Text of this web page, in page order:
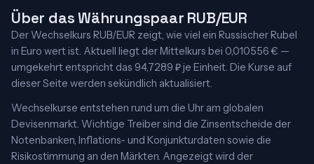
Über das Währungspaar RUB/EUR
Der Wechselkurs RUB/EUR zeigt, wie viel ein Russischer Rubel
in Euro wert ist. Aktuell liegt der Mittelkurs bei 0,010556 € —
umgekehrt entspricht das 94,7289 ₽ je Einheit. Die Kurse auf
dieser Seite werden sekündlich aktualisiert.
Wechselkurse entstehen rund um die Uhr am globalen
Devisenmarkt. Wichtige Treiber sind die Zinsentscheide der
Notenbanken, Inflations- und Konjunkturdaten sowie die
Risikostimmung an den Märkten. Angezeigt wird der